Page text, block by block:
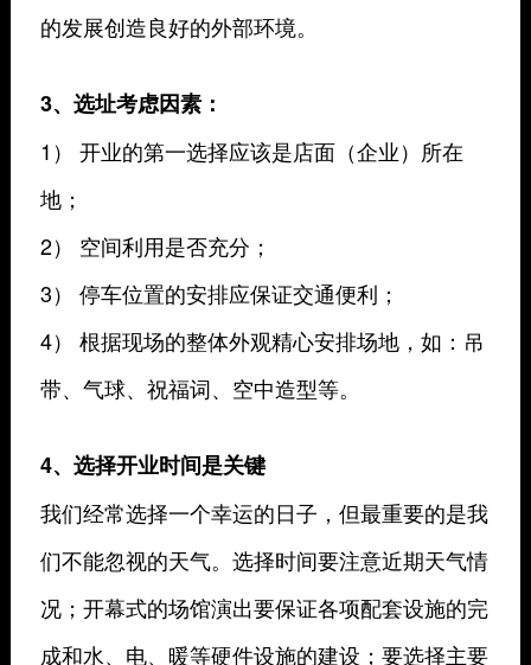
的发展创造良好的外部环境。
3、选址考虑因素：
1） 开业的第一选择应该是店面（企业）所在
地；
2） 空间利用是否充分；
3） 停车位置的安排应保证交通便利；
4） 根据现场的整体外观精心安排场地，如：吊
带、气球、祝福词、空中造型等。
4、选择开业时间是关键
我们经常选择一个幸运的日子，但最重要的是我
们不能忽视的天气。选择时间要注意近期天气情
况；开幕式的场馆演出要保证各项配套设施的完
成和水、电、暖等硬件设施的建设；要选择主要